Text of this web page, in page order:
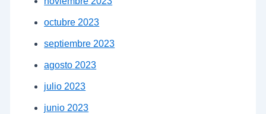
octubre 2023
septiembre 2023
agosto 2023
julio 2023
junio 2023